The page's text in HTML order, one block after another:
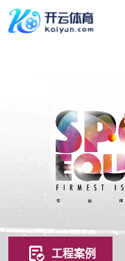
工程案例